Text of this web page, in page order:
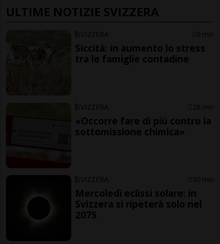
ULTIME NOTIZIE SVIZZERA
SVIZZERA 9 min
Siccità: in aumento lo stress
tra le famiglie contadine
SVIZZERA 28 min
«Occorre fare di più contro la
sottomissione chimica»
SVIZZERA 30 min
Mercoledì eclissi solare: in
Svizzera si ripeterà solo nel
2075